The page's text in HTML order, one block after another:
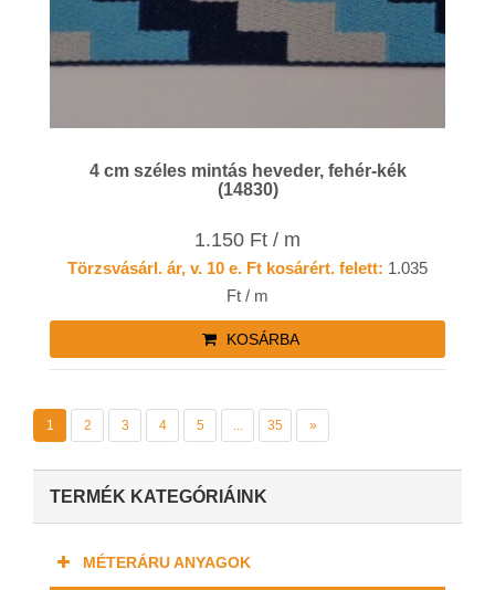
4 cm széles mintás heveder, fehér-kék
(14830)
1.150 Ft / m
Törzsvásárl. ár, v. 10 e. Ft kosárért. felett: 1.035
Ft / m
KOSÁRBA
1 2 3 4 5 ... 35 »
TERMÉK KATEGÓRIÁINK
MÉTERÁRU ANYAGOK